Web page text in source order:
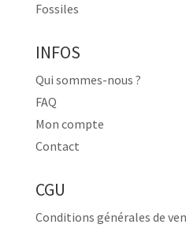
Fossiles
INFOS
Qui sommes-nous ?
FAQ
Mon compte
Contact
CGU
Conditions générales de